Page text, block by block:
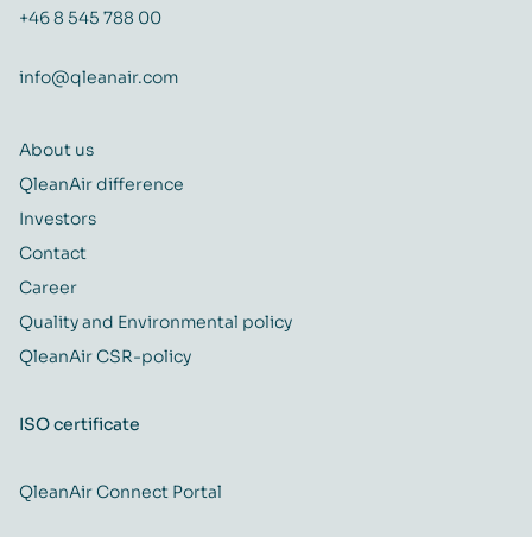
+46 8 545 788 00
info@qleanair.com
About us
QleanAir difference
Investors
Contact
Career
Quality and Environmental policy
QleanAir CSR-policy
ISO certificate
QleanAir Connect Portal